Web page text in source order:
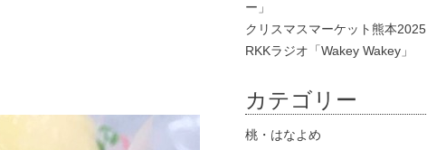
ー」
クリスマスマーケット熊本2025
RKKラジオ「Wakey Wakey」
カテゴリー
桃・はなよめ